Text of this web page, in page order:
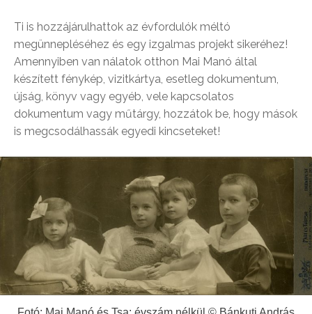
Ti is hozzájárulhattok az évfordulók méltó
megünnepléséhez és egy izgalmas projekt sikeréhez!
Amennyiben van nálatok otthon Mai Manó által
készített fénykép, vizitkártya, esetleg dokumentum,
újság, könyv vagy egyéb, vele kapcsolatos
dokumentum vagy műtárgy, hozzátok be, hogy mások
is megcsodálhassák egyedi kincseteket!